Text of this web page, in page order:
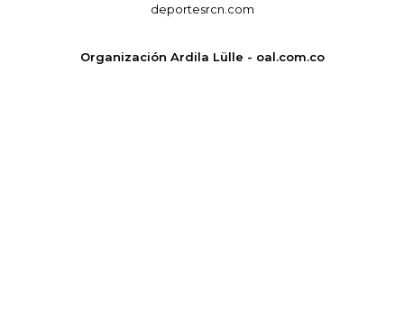
deportesrcn.com
Organización Ardila Lülle - oal.com.co